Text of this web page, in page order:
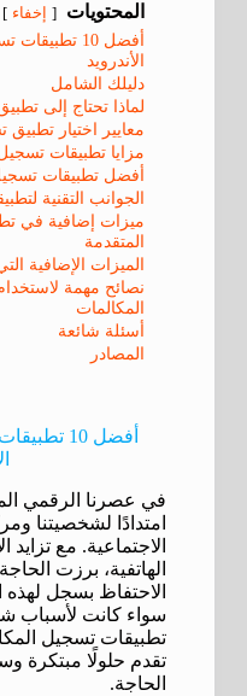
المحتويات إخفاء
أفضل 10
الأندرويد
دليلك الشامل
لماذا تحتاج إلى
معايير اختيار
مزايا تطبيقات
أفضل تطبيقات
الجوانب التقنية
ميزات إضافية في
المتقدمة
الميزات الإضافية
نصائح مهمة
المكالمات
أسئلة شائعة
المصادر
أفضل 10
في عصرنا الرقمي
امتدادًا لشخصيتنا
الاجتماعية. مع تزايد
الهاتفية، برزت
الاحتفاظ بسجل
سواء كانت لأسباب
تطبيقات تسجيل
تقدم حلولًا مبتكرة
الحاجة.